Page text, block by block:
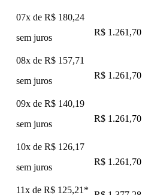
07x de R$ 180,24
sem juros
R$ 1.261,70
08x de R$ 157,71
sem juros
R$ 1.261,70
09x de R$ 140,19
sem juros
R$ 1.261,70
10x de R$ 126,17
sem juros
R$ 1.261,70
11x de R$ 125,21 *